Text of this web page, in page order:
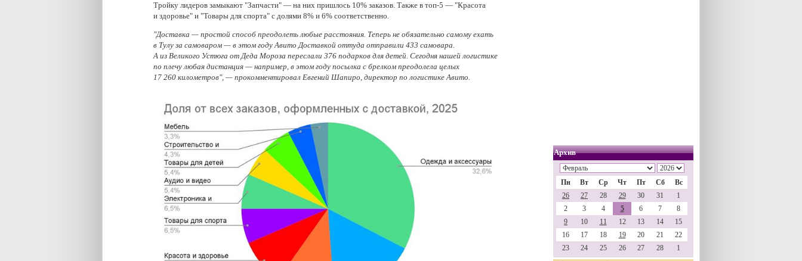
Тройку лидеров замыкают "Запчасти" — на них пришлось 10% заказов. Также в топ-5 — "Красота
и здоровье" и "Товары для спорта" с долями 8% и 6% соответственно.
"Доставка — простой способ преодолеть любые расстояния. Теперь не обязательно самому ехать
в Тулу за самоваром — в этом году Авито Доставкой оттуда отправили 433 самовара.
А из Великого Устюга от Деда Мороза переслали 376 подарков для детей. Сегодня нашей логистике
по плечу любая дистанция — например, в этом году посылка с брелком преодолела целых
17 260 километров", — прокомментировал Евгений Шапиро, директор по логистике Авито.
Архив
Пн Вт Ср Чт Пт Сб
Вс
26
27 28 29 30 31
1
2
3 4 5 6 7
8
9
10 11 12 13 14
15
16
17 18 19 20 21
22
23
24 25 26 27 28 1